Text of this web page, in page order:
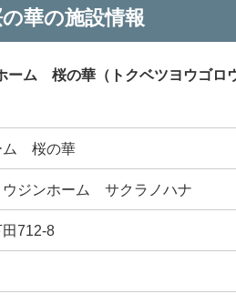
華の施設情報
ーム 桜の華（トクベツヨウゴロ
ム 桜の華
ウジンホーム サクラノハナ
712-8